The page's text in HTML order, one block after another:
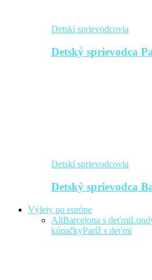
Detskí sprievodcovia
Detský sprievodca
Detskí sprievodcovia
Detský sprievodca
Výlety po európe
AllBarcelona s deťmi
kúpačkyParíž s deťmi